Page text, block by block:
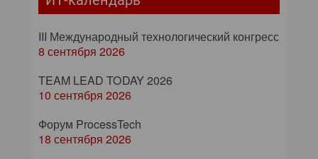
III Международный технологический конгресс
8 сентября 2026
TEAM LEAD TODAY 2026
10 сентября 2026
Форум ProcessTech
18 сентября 2026